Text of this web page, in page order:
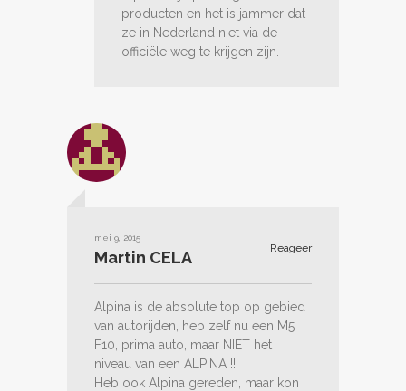
producten en het is jammer dat
ze in Nederland niet via de
officiële weg te krijgen zijn.
mei 9, 2015
Reageer
Martin CELA
Alpina is de absolute top op gebied
van autorijden, heb zelf nu een M5
F10, prima auto, maar NIET het
niveau van een ALPINA !!
Heb ook Alpina gereden, maar kon